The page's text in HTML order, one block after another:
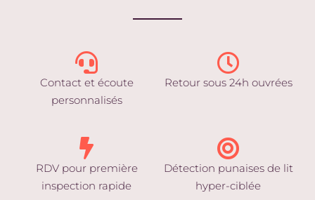
Contact et écoute
personnalisés
Retour sous 24h ouvrées
RDV pour première
inspection rapide
Détection punaises de lit
hyper-ciblée